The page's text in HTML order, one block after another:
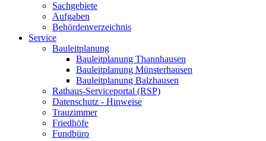
Sachgebiete
Aufgaben
Behördenverzeichnis
Service
Bauleitplanung
Bauleitplanung Thannhausen
Bauleitplanung Münsterhausen
Bauleitplanung Balzhausen
Rathaus-Serviceportal (RSP)
Datenschutz - Hinweise
Trauzimmer
Friedhöfe
Fundbüro